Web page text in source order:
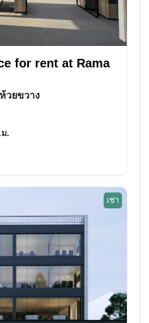
for rent at Rama
ห้วยขวาง
.
เช่า